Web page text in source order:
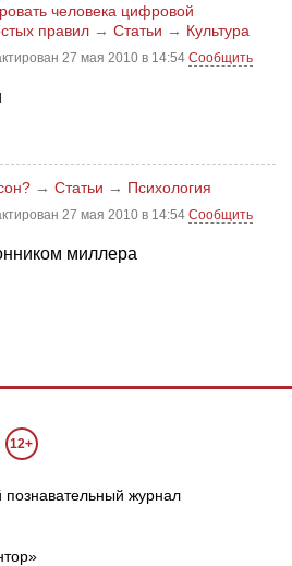
человека цифровой
правил → Статьи → Культура
27 мая 2010 в 14:54 Сообщить
→ Статьи → Психология
27 мая 2010 в 14:54 Сообщить
миллера
12+
журнал